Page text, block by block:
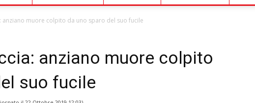
anziano muore colpito da uno sparo del suo fucile
anziano muore colpito
suo fucile